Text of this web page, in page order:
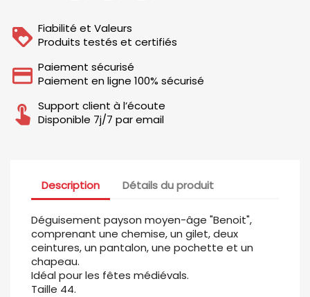
Fiabilité et Valeurs
Produits testés et certifiés
Paiement sécurisé
Paiement en ligne 100% sécurisé
Support client à l’écoute
Disponible 7j/7 par email
Description Détails du produit
Déguisement payson moyen-âge "Benoit",
comprenant une chemise, un gilet, deux
ceintures, un pantalon, une pochette et un
chapeau.
Idéal pour les fêtes médiévals.
Taille 44.